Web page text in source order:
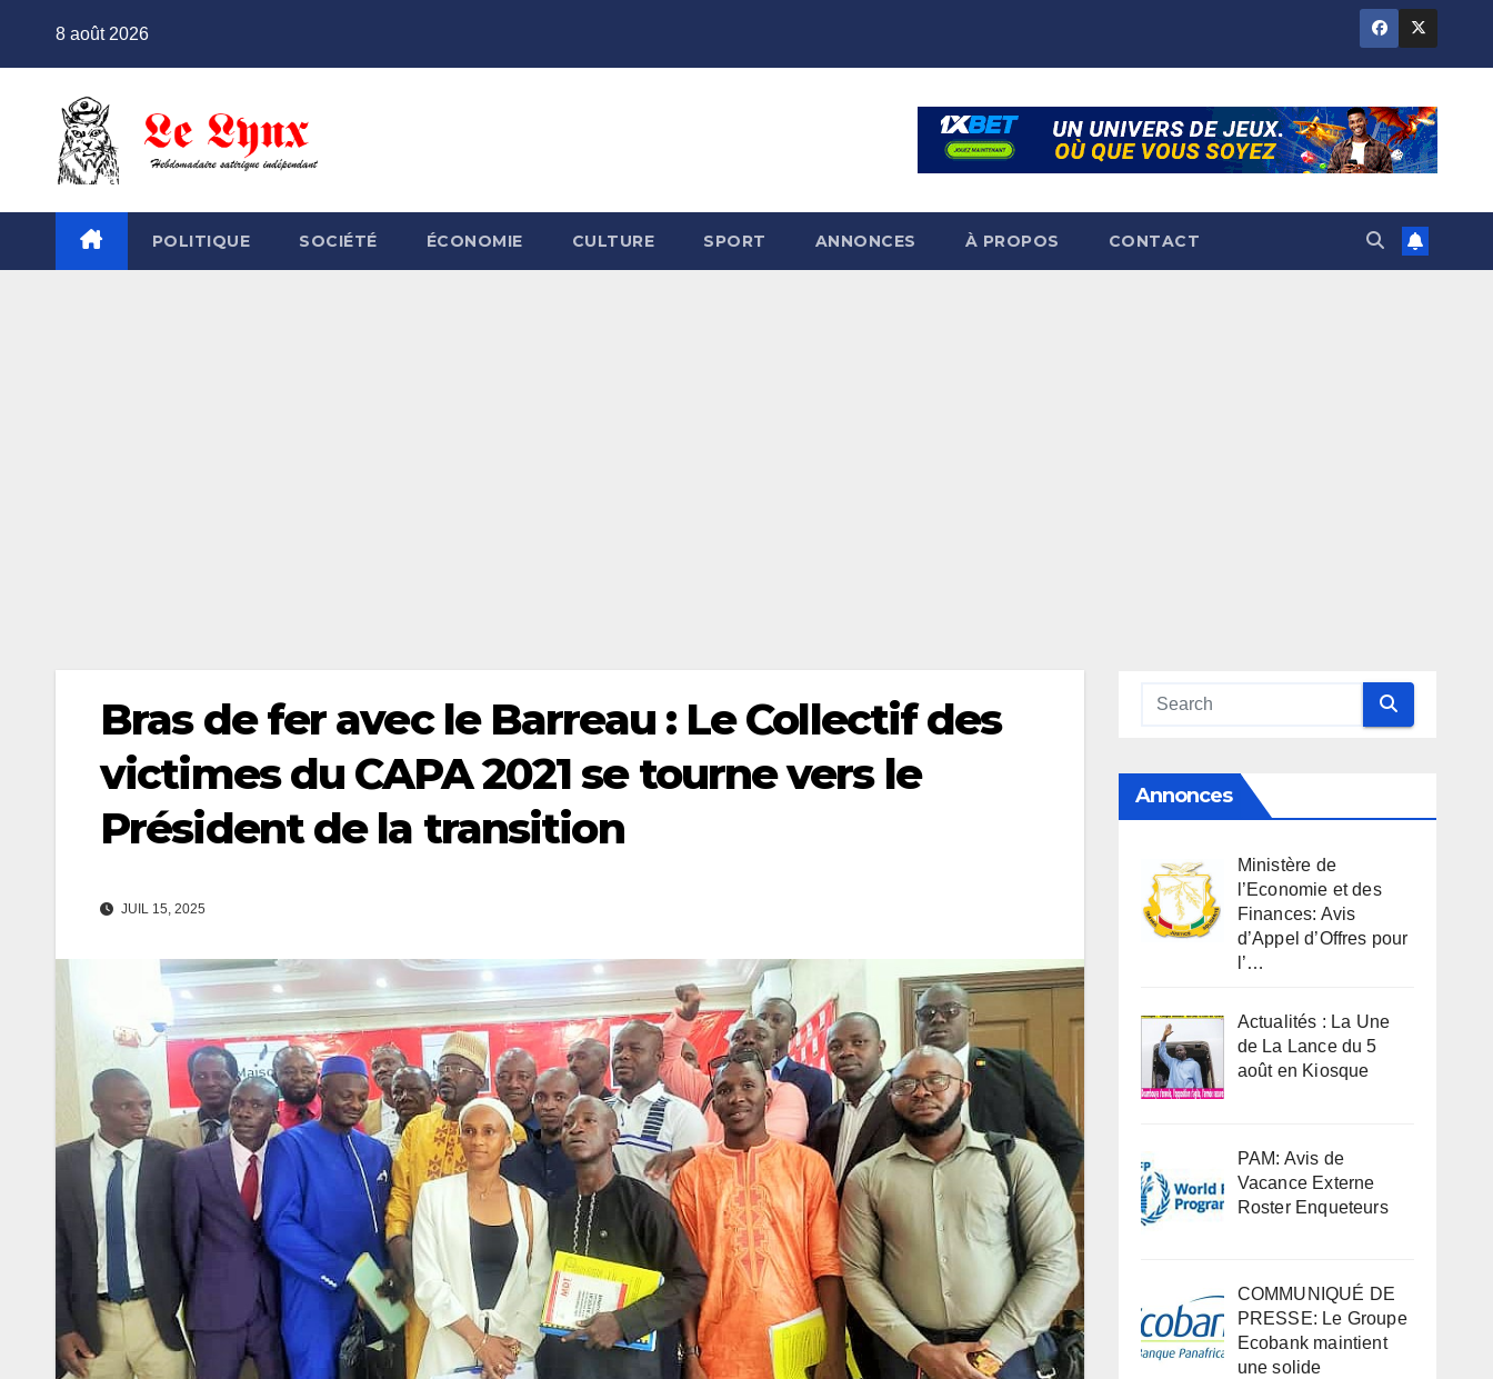
8 août 2026
POLITIQUE SOCIÉTÉ ÉCONOMIE CULTURE SPORT ANNONCES À PROPOS CONTACT
Bras de fer avec le Barreau : Le Collectif des
victimes du CAPA 2021 se tourne vers le
Président de la transition
JUIL 15, 2025
Annonces
Ministère de
l’Economie et des
Finances: Avis
d’Appel d’Offres pour
l’…
Actualités : La Une
de La Lance du 5
août en Kiosque
PAM: Avis de
Vacance Externe
Roster Enqueteurs
COMMUNIQUÉ DE
PRESSE: Le Groupe
Ecobank maintient
une solide